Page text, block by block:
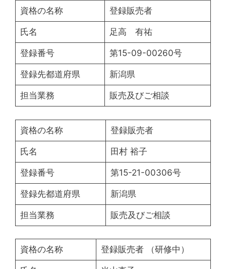
資格の名称 登録販売者
氏名 足高 有祐
登録番号 第15-09-00260号
登録先都道府県 新潟県
担当業務 販売及びご相談
資格の名称 登録販売者
氏名 田村 裕子
登録番号 第15-21-00306号
登録先都道府県 新潟県
担当業務 販売及びご相談
資格の名称 登録販売者 （研修中）